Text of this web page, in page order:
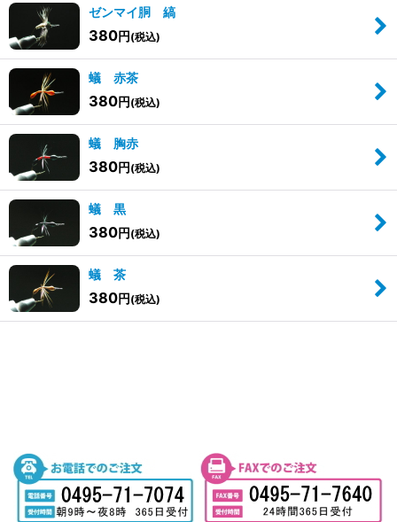
ゼンマイ胴 縞
380円(税込)
蟻 赤茶
380円(税込)
蟻 胸赤
380円(税込)
蟻 黒
380円(税込)
蟻 茶
380円(税込)